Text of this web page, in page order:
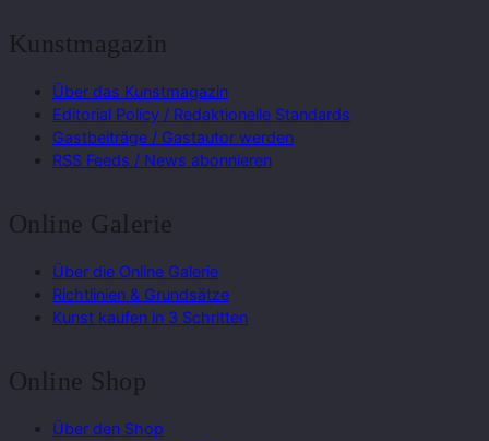
Kunstmagazin
Über das Kunstmagazin
Editorial Policy / Redaktionelle Standards
Gastbeiträge / Gastautor werden
RSS Feeds / News abonnieren
Online Galerie
Über die Online Galerie
Richtlinien & Grundsätze
Kunst kaufen in 3 Schritten
Online Shop
Über den Shop